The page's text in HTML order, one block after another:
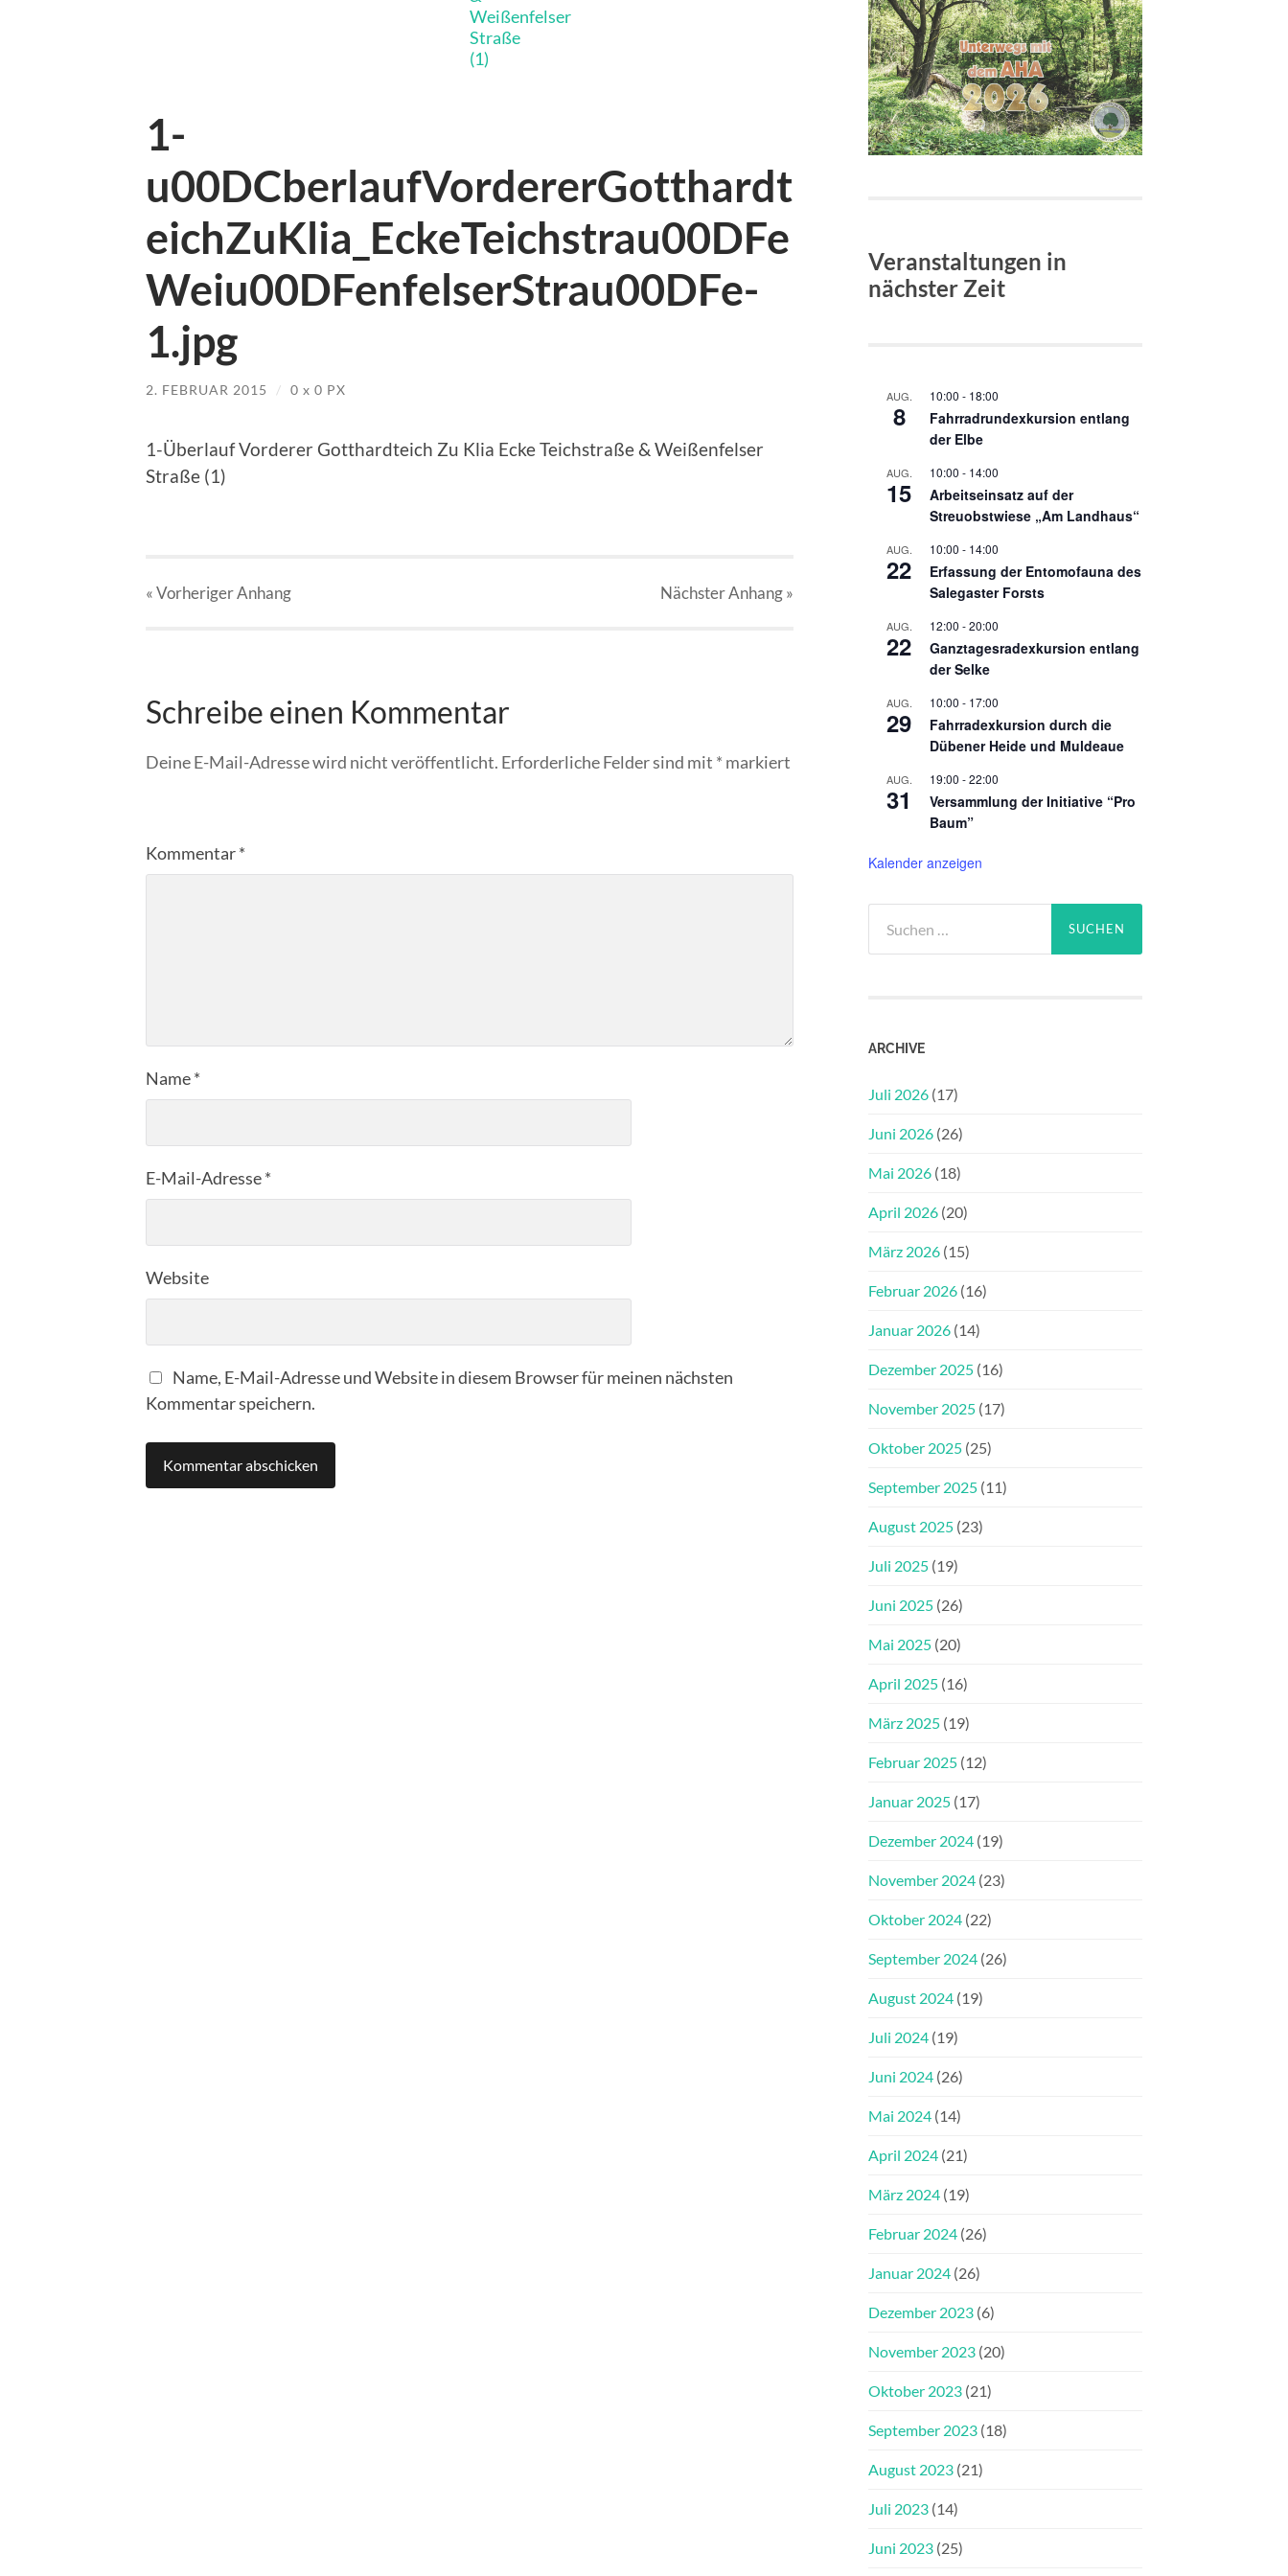
1-
u00DCberlaufVordererGotthardt
eichZuKlia_EckeTeichstrau00DFe
Weiu00DFenfelserStrau00DFe-
1.jpg
2. FEBRUAR 2015 / 0 x 0 PX
1-Überlauf Vorderer Gotthardteich Zu Klia Ecke Teichstraße & Weißenfelser
Straße (1)
« VorherigerAnhang NächsterAnhang»
Schreibe einen Kommentar
Deine E-Mail-Adresse wird nicht veröffentlicht. Erforderliche Felder sind mit * markiert
Kommentar*
Name*
E-Mail-Adresse*
Website
Name, E-Mail-Adresse und Website in diesem Browser für meinen nächsten
Kommentar speichern.
Veranstaltungen in
nächster Zeit
AUG.
8
10:00 - 18:00
Fahrradrundexkursion entlang
der Elbe
AUG.
15
10:00 - 14:00
Arbeitseinsatz auf der
Streuobstwiese „Am Landhaus“
AUG.
22
10:00 - 14:00
Erfassung der Entomofauna des
Salegaster Forsts
AUG.
22
12:00 -20:00
Ganztagesradexkursion entlang
der Selke
AUG.
29
10:00 - 17:00
Fahrradexkursion durch die
Dübener Heide und Muldeaue
AUG.
31
19:00 -22:00
Versammlung der Initiative “Pro
Baum”
Kalender anzeigen
nach:
ARCHIVE
Juli 2026 (17)
Juni 2026 (26)
Mai 2026 (18)
April 2026 (20)
März 2026 (15)
Februar 2026 (16)
Januar 2026 (14)
Dezember 2025 (16)
November 2025 (17)
Oktober 2025 (25)
September 2025 (11)
August 2025 (23)
Juli 2025 (19)
Juni 2025 (26)
Mai 2025 (20)
April 2025 (16)
März 2025 (19)
Februar 2025 (12)
Januar 2025 (17)
Dezember 2024 (19)
November 2024 (23)
Oktober 2024 (22)
September 2024 (26)
August 2024 (19)
Juli 2024 (19)
Juni 2024 (26)
Mai 2024 (14)
April 2024 (21)
März 2024 (19)
Februar 2024 (26)
Januar 2024 (26)
Dezember 2023 (6)
November 2023 (20)
Oktober 2023 (21)
September 2023 (18)
August 2023 (21)
Juli 2023 (14)
Juni 2023 (25)